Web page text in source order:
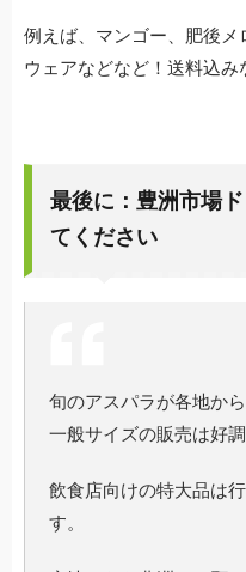
例えば、マンゴー、肥後メ
ウェアなどなど！送料込み
最後に：豊洲市場
てください
旬のアスパラが各地から
一般サイズの販売は好調
飲食店向けの特大品は
す。